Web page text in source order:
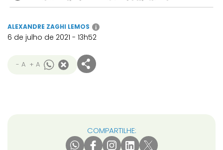
ALEXANDRE ZAGHI LEMOS i
6 de julho de 2021 - 13h52
- A + A
COMPARTILHE: